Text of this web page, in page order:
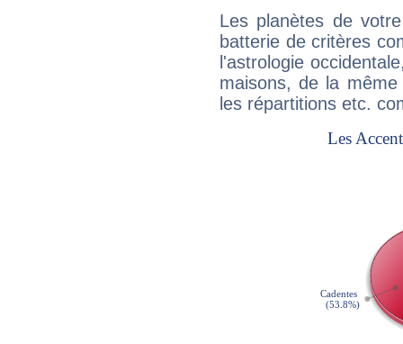
Les planètes de
batterie de critères
l'astrologie
maisons, de la
les répartitions etc.